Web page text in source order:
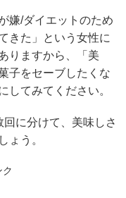
嫌/ダイエットのため
きた」という女性に
りますから、「美
子をセーブしたくな
してみてください。
に分けて、美味しさ
ょう。